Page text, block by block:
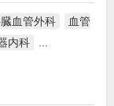
血管外科
血管
内科